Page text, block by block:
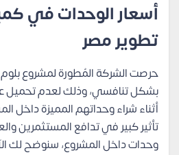
أسعار الوحدات في
تطوير مصر
حرصت الشركة المُطورة لمشروع بلوم
بشكل تنافسي، وذلك لعدم تحميل
أثناء شراء وحداتهم المميزة داخل
تأثير كبير في تدافع المستثمرين
وحدات داخل المشروع، سنوضح لك